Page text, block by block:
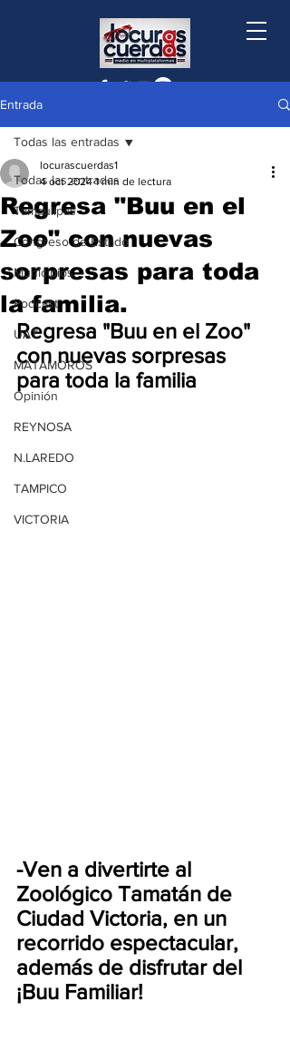
Entrada
Todas las entradas
Tamaulipas
Congreso de Estado
Municipios
Podcast
UAT
MATAMOROS
Opinión
REYNOSA
N.LAREDO
TAMPICO
VICTORIA
Todas las entradas
Regresa "Buu en el
Zoo" con nuevas
sorpresas para toda
la familia.
locurascuerdas1
4 oct 2024 1 min de lectura
Regresa "Buu en el Zoo"
con nuevas sorpresas
para toda la familia
-Ven a divertirte al
Zoológico Tamatán de
Ciudad Victoria, en un
recorrido espectacular,
además de disfrutar del
¡Buu Familiar!